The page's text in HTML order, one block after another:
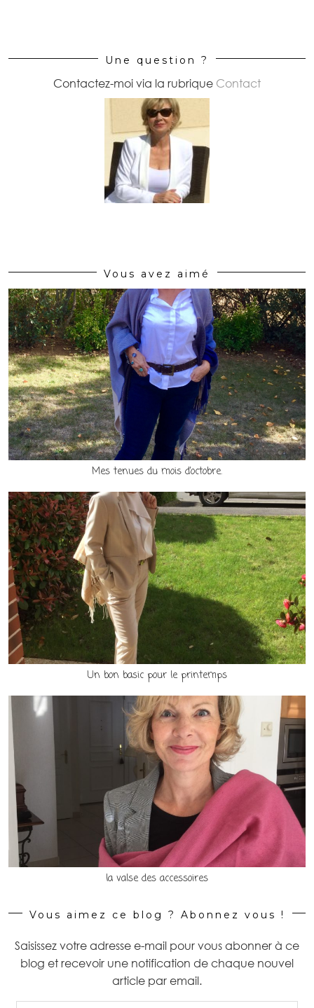
Une question ?
Contactez-moi via la rubrique Contact
Vous avez aimé
Mes tenues du mois d’octobre.
Un bon basic pour le printemps
la valse des accessoires
Vous aimez ce blog ? Abonnez vous !
Saisissez votre adresse e-mail pour vous abonner à ce
blog et recevoir une notification de chaque nouvel
article par email.